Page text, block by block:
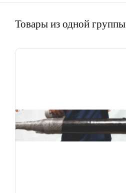
Товары из одной группы